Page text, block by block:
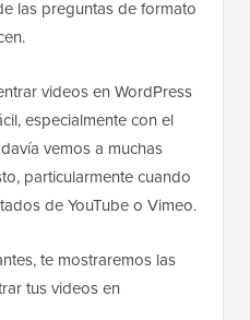
las preguntas de formato
videos en WordPress
especialmente con el
vemos a muchas
particularmente cuando
de YouTube o Vimeo.
te mostraremos las
tus videos en